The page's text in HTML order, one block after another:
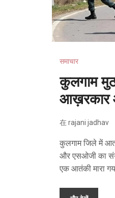
समाचार
कुलगाम
आख़रकार
रुकेगा?
在rajani jadhav
कुलगाम जिले में
और एसओजी का
एक आतंकी मारा
ऑपरेशन चल रहे